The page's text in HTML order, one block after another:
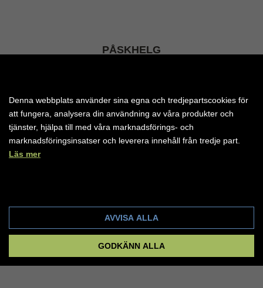
PÅSKHELG
LÄS MER
Denna webbplats använder sina egna och tredjepartscookies för
att fungera, analysera din användning av våra produkter och
tjänster, hjälpa till med våra marknadsförings- och
marknadsföringsinsatser och leverera innehåll från tredje part.
Läs mer
AVVISA ALLA
GODKÄNN ALLA